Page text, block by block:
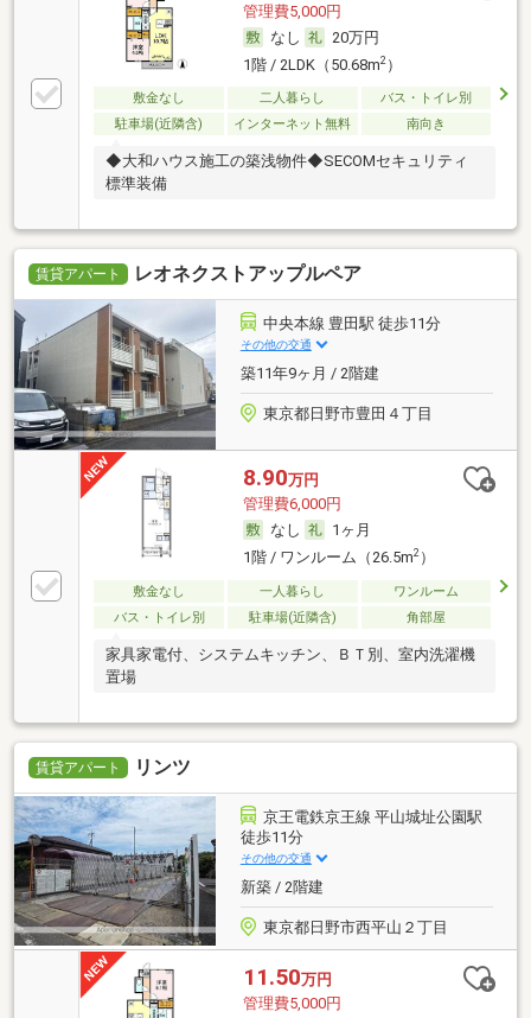
管理費5,000円
なし
20万円
1階 / 2LDK（50.68m2）
敷金なし 二人暮らし
バス・トイレ別
駐車場(近隣含)
インターネット無料 南向き
◆大和ハウス施工の築浅物件◆SECOMセキュリティ
標準装備
賃貸アパート レオネクストアップルペア
中央本線 豊田駅 徒歩11分
その他の交通
築11年9ヶ月 / 2階建
東京都日野市豊田４丁目
8.90万円
管理費6,000円
なし
1ヶ月
1階 / ワンルーム（26.5m2）
敷金なし 一人暮らし
ワンルーム
バス・トイレ別
駐車場(近隣含) 角部屋
家具家電付、システムキッチン、ＢＴ別、室内洗濯機
置場
賃貸アパート リンツ
京王電鉄京王線 平山城址公園駅
徒歩11分
その他の交通
新築 / 2階建
東京都日野市西平山２丁目
11.50万円
管理費5,000円